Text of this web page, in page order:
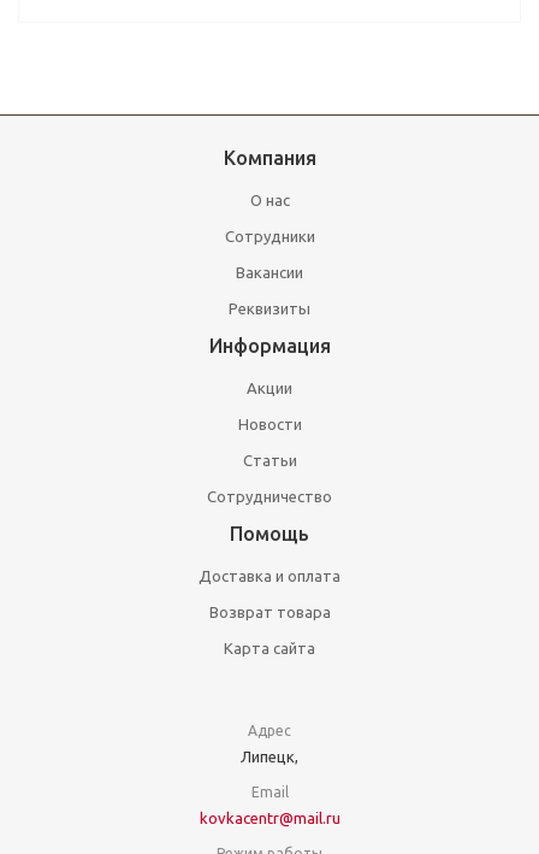
Компания
О нас
Сотрудники
Вакансии
Реквизиты
Информация
Акции
Новости
Статьи
Сотрудничество
Помощь
Доставка и оплата
Возврат товара
Карта сайта
Адрес
Липецк,
Email
kovkacentr@mail.ru